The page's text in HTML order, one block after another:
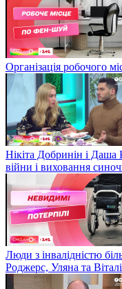
Організація робочого
Нікіта Добринін і Даша
війни і виховання
Люди з інвалідністю
Роджерс, Уляна та